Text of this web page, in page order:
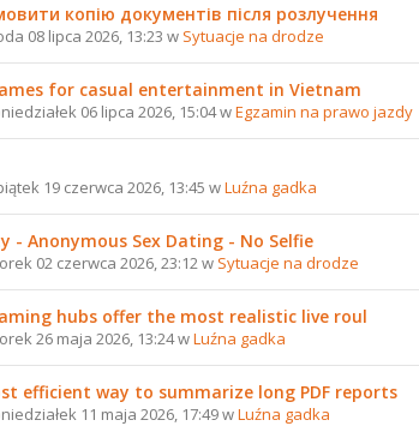
копію документів після розлучення
08 lipca 2026, 13:23 w Sytuacje na drodze
for casual entertainment in Vietnam
06 lipca 2026, 15:04 wEgzamin na prawo jazdy
19 czerwca 2026, 13:45 wLuźna gadka
- Anonymous Sex Dating - No Selfie
02 czerwca 2026, 23:12 w Sytuacje na drodze
hubs offer the most realistic live roul
26 maja 2026, 13:24 wLuźna gadka
efficient way to summarize long PDF reports
11 maja 2026, 17:49 wLuźna gadka